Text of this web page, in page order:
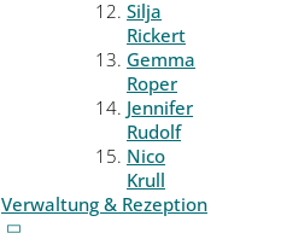
Silja
Rickert
Gemma
Roper
Jennifer
Rudolf
Nico
Krull
Verwaltung & Rezeption